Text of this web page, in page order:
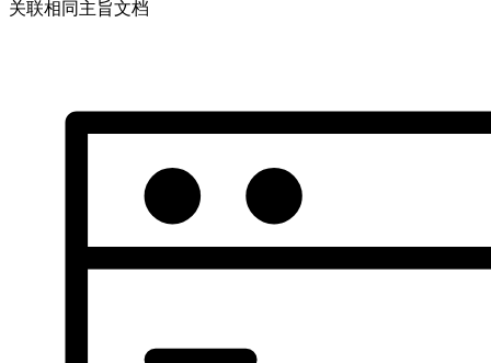
关联相同主旨文档